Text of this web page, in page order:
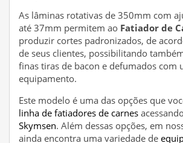
As lâminas rotativas de 350mm com
até 37mm permitem ao Fatiador de
produzir cortes padronizados, de
de seus clientes, possibilitando
finas tiras de bacon e defumados com
equipamento.
Este modelo é uma das opções que
linha de fatiadores de carnes
Skymsen. Além dessas opções, em
ainda encontra uma variedade de